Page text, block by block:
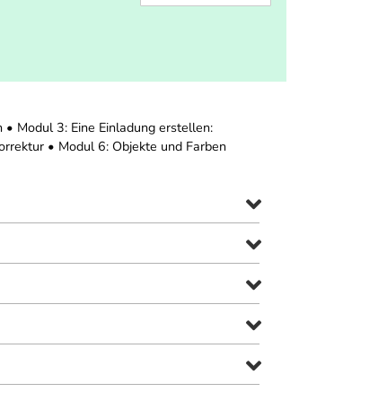
Modul 3: Eine Einladung erstellen:
• Modul 6: Objekte und Farben